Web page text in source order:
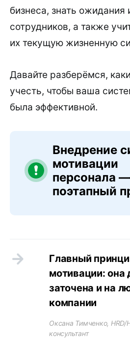
бизнеса, знать ожидания
сотрудников, а также
их текущую жизненную
Давайте разберёмся,
учесть, чтобы ваша
была эффективной.
Внедрение
мотивации
персонала —
поэтапный
Главный
мотивации:
заточена и на
компании
Оксана Тимченко, HRD/
консультант